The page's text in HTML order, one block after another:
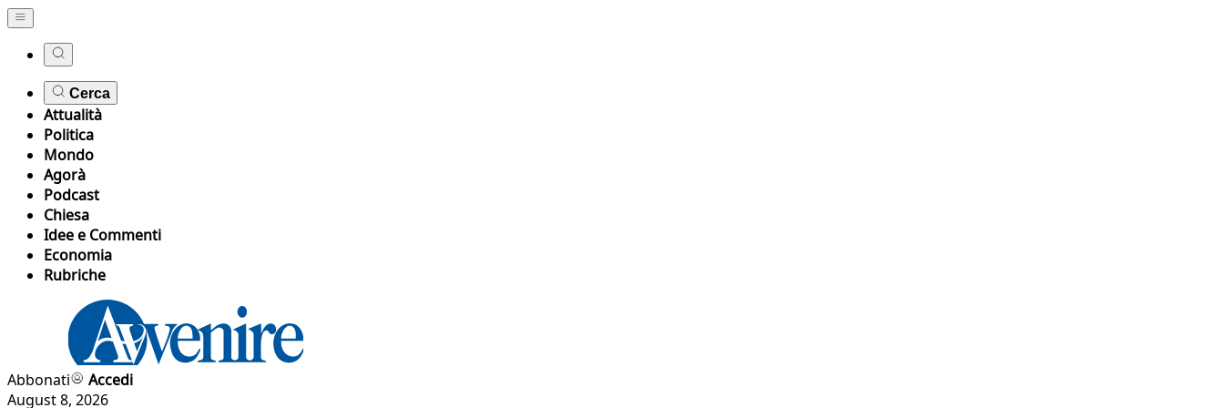
Cerca
Attualità
Politica
Mondo
Agorà
Podcast
Chiesa
Idee e Commenti
Economia
Rubriche
Abbonati
Accedi
August 8, 2026